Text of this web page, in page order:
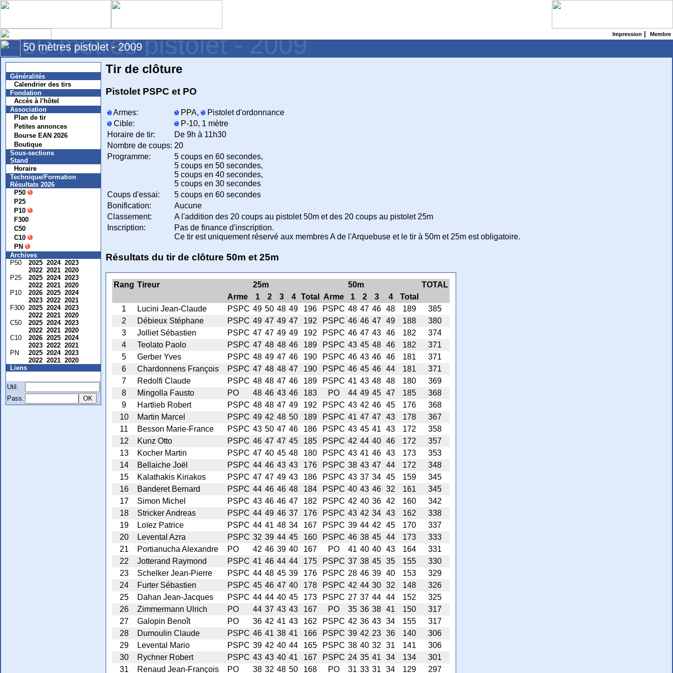
Impression Membre
50 mètres pistolet - 2009
50 mètres pistolet - 2009
Généralités
Calendrier des tirs
Fondation
Accès à l'hôtel
Association
Plan de tir
Petites annonces
Bourse EAN 2026
Boutique
Sous-sections
Stand
Horaire
Technique/Formation
Résultats 2026
P50
P25
P10
F300
C50
C10
PN
Archives
P50
2025 2024 2023
2022 2021 2020
P25
2025 2024 2023
2022 2021 2020
P10
2026 2025 2024
2023 2022 2021
F300 2025 2024 2023
2022 2021 2020
C50
2025 2024 2023
2022 2021 2020
C10
2026 2025 2024
2023 2022 2021
PN
2025 2024 2023
2022 2021 2020
Liens
Util.
Pass.
Tir de clôture
Pistolet PSPC et PO
Armes: PPA,
Pistolet d'ordonnance
Cible:
P-10, 1 mètre
Horaire de tir:
De 9h à 11h30
Nombre de coups: 20
Programme:
5 coups en 60 secondes,
5 coups en 50 secondes,
5 coups en 40 secondes,
5 coups en 30 secondes
Coups d'essai:
5 coups en 60 secondes
Bonification:
Aucune
Classement:
A l'addition des 20 coups au pistolet 50m et des 20 coups au pistolet 25m
Inscription:
Pas de finance d'inscription.
Ce tir est uniquement réservé aux membres A de l'Arquebuse et le tir à 50m et 25m est obligatoire.
Résultats du tir de clôture 50m et 25m
Rang Tireur 25m 50m
TOTAL
Arme
1 2 3 4 Total Arme 1 2 3 4
Total
1
Lucini Jean-Claude PSPC 49 50 48 49 196 PSPC 48 47 46 48 189
385
2
Débieux Stéphane PSPC 49 47 49 47 192 PSPC 46 46 47 49 188
380
3
Jolliet Sébastien PSPC 47 47 49 49 192 PSPC 46 47 43 46 182
374
4
Teolato Paolo PSPC 47 48 48 46 189 PSPC 43 45 48 46 182
371
5
Gerber Yves PSPC 48 49 47 46 190 PSPC 46 43 46 46 181
371
6
Chardonnens François PSPC 47 48 48 47 190 PSPC 46 45 46 44 181
371
7
Redolfi Claude PSPC 48 48 47 46 189 PSPC 41 43 48 48 180
369
8
Mingolla Fausto PO 48 46 43 46 183 PO 44 49 45 47 185
368
9
Hartlieb Robert PSPC 48 48 47 49 192 PSPC 43 42 46 45 176
368
10
Martin Marcel PSPC 49 42 48 50 189 PSPC 41 47 47 43 178
367
11
Besson Marie-France PSPC 43 50 47 46 186 PSPC 43 45 41 43 172
358
12
Kunz Otto PSPC 46 47 47 45 185 PSPC 42 44 40 46 172
357
13
Kocher Martin PSPC 47 40 45 48 180 PSPC 43 41 46 43 173
353
14
Bellaiche Joël PSPC 44 46 43 43 176 PSPC 38 43 47 44 172
348
15
Kalathakis Kiriakos PSPC 47 47 49 43 186 PSPC 43 37 34 45 159
345
16
Banderet Bernard PSPC 44 46 46 48 184 PSPC 40 43 46 32 161
345
17
Simon Michel PSPC 43 46 46 47 182 PSPC 42 40 36 42 160
342
18
Stricker Andreas PSPC 44 49 46 37 176 PSPC 43 42 34 43 162
338
19
Loïez Patrice PSPC 44 41 48 34 167 PSPC 39 44 42 45 170
337
20
Levental Azra PSPC 32 39 44 45 160 PSPC 46 38 45 44 173
333
21
Portianucha Alexandre PO 42 46 39 40 167 PO 41 40 40 43 164
331
22
Jotterand Raymond PSPC 41 46 44 44 175 PSPC 37 38 45 35 155
330
23
Schelker Jean-Pierre PSPC 44 48 45 39 176 PSPC 28 46 39 40 153
329
24
Furter Sébastien PSPC 45 46 47 40 178 PSPC 42 44 30 32 148
326
25
Dahan Jean-Jacques PSPC 44 44 40 45 173 PSPC 27 37 44 44 152
325
26
Zimmermann Ulrich PO 44 37 43 43 167 PO 35 36 38 41 150
317
27
Galopin Benoît PO 36 42 41 43 162 PSPC 42 36 43 34 155
317
28
Dumoulin Claude PSPC 46 41 38 41 166 PSPC 39 42 23 36 140
306
29
Levental Mario PSPC 39 42 40 44 165 PSPC 38 40 32 31 141
306
30
Rychner Robert PSPC 43 43 40 41 167 PSPC 24 35 41 34 134
301
31
Renaud Jean-François PO 38 32 48 50 168 PO 31 33 31 34 129 297